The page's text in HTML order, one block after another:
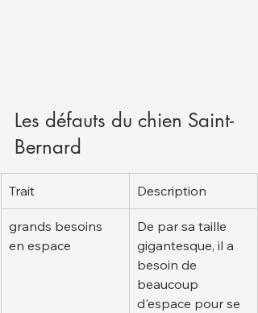
Les défauts du chien Saint-
Bernard
Trait Description
grands besoins
en espace
De par sa taille
gigantesque, il a
besoin de
beaucoup
d'espace pour se